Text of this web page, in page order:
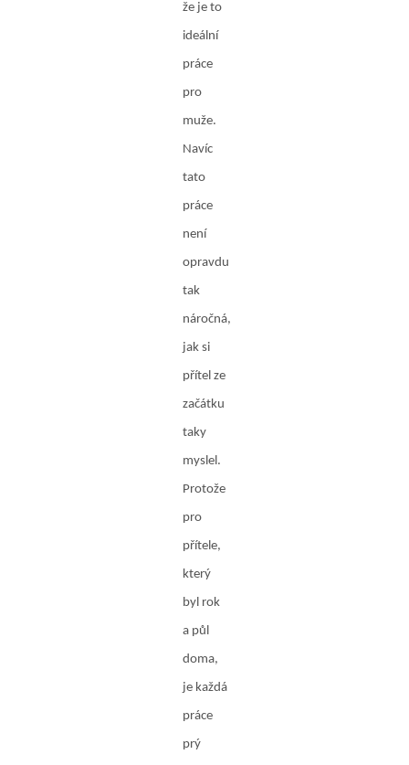
že je to
ideální
práce
pro
muže.
Navíc
tato
práce
není
opravdu
tak
náročná,
jak si
přítel ze
začátku
taky
myslel.
Protože
pro
přítele,
který
byl rok
a půl
doma,
je každá
práce
prý